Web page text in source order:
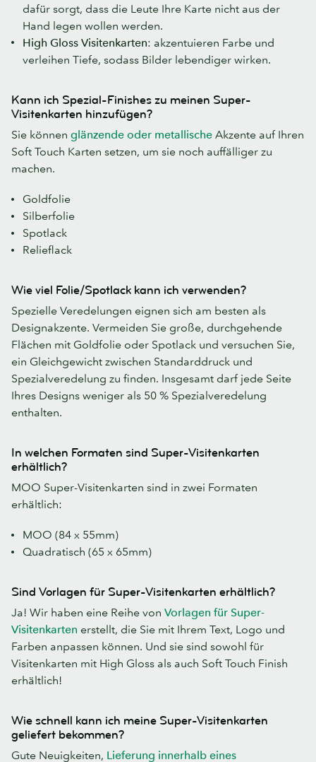
dafür sorgt, dass die Leute Ihre Karte nicht aus der
Hand legen wollen werden.
High Gloss Visitenkarten: akzentuieren Farbe und
verleihen Tiefe, sodass Bilder lebendiger wirken.
Kann ich Spezial-Finishes zu meinen Super-
Visitenkarten hinzufügen?
Sie können glänzende oder metallische Akzente auf Ihren
Soft Touch Karten setzen, um sie noch auffälliger zu
machen.
Goldfolie
Silberfolie
Spotlack
Relieflack
Wie viel Folie/Spotlack kann ich verwenden?
Spezielle Veredelungen eignen sich am besten als
Designakzente. Vermeiden Sie große, durchgehende
Flächen mit Goldfolie oder Spotlack und versuchen Sie,
ein Gleichgewicht zwischen Standarddruck und
Spezialveredelung zu finden. Insgesamt darf jede Seite
Ihres Designs weniger als 50 % Spezialveredelung
enthalten.
In welchen Formaten sind Super-Visitenkarten
erhältlich?
MOO Super-Visitenkarten sind in zwei Formaten
erhältlich:
MOO (84 x 55mm)
Quadratisch (65 x 65mm)
Sind Vorlagen für Super-Visitenkarten erhältlich?
Ja! Wir haben eine Reihe von Vorlagen für Super-
Visitenkarten erstellt, die Sie mit Ihrem Text, Logo und
Farben anpassen können. Und sie sind sowohl für
Visitenkarten mit High Gloss als auch Soft Touch Finish
erhältlich!
Wie schnell kann ich meine Super-Visitenkarten
geliefert bekommen?
Gute Neuigkeiten, Lieferung innerhalb eines